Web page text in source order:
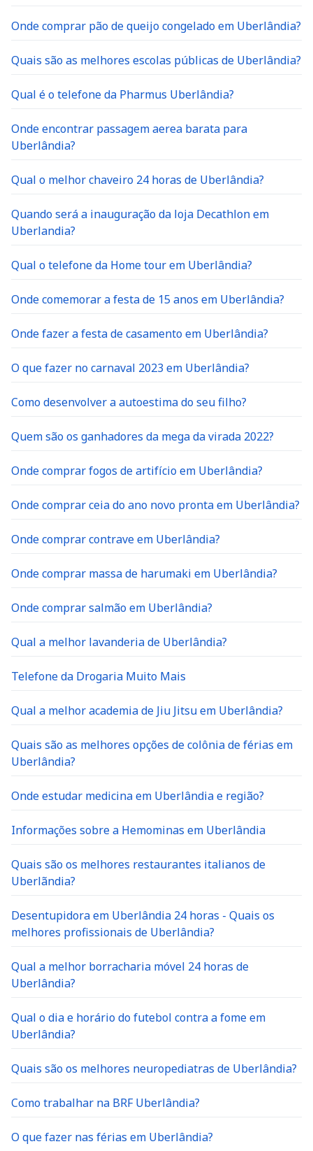
Onde comprar pão de queijo congelado em Uberlândia?
Quais são as melhores escolas públicas de Uberlândia?
Qual é o telefone da Pharmus Uberlândia?
Onde encontrar passagem aerea barata para
Uberlândia?
Qual o melhor chaveiro 24 horas de Uberlândia?
Quando será a inauguração da loja Decathlon em
Uberlandia?
Qual o telefone da Home tour em Uberlândia?
Onde comemorar a festa de 15 anos em Uberlândia?
Onde fazer a festa de casamento em Uberlândia?
O que fazer no carnaval 2023 em Uberlândia?
Como desenvolver a autoestima do seu filho?
Quem são os ganhadores da mega da virada 2022?
Onde comprar fogos de artifício em Uberlândia?
Onde comprar ceia do ano novo pronta em Uberlândia?
Onde comprar contrave em Uberlândia?
Onde comprar massa de harumaki em Uberlândia?
Onde comprar salmão em Uberlândia?
Qual a melhor lavanderia de Uberlândia?
Telefone da Drogaria Muito Mais
Qual a melhor academia de Jiu Jitsu em Uberlândia?
Quais são as melhores opções de colônia de férias em
Uberlândia?
Onde estudar medicina em Uberlândia e região?
Informações sobre a Hemominas em Uberlândia
Quais são os melhores restaurantes italianos de
Uberlãndia?
Desentupidora em Uberlândia 24 horas - Quais os
melhores profissionais de Uberlândia?
Qual a melhor borracharia móvel 24 horas de
Uberlândia?
Qual o dia e horário do futebol contra a fome em
Uberlândia?
Quais são os melhores neuropediatras de Uberlândia?
Como trabalhar na BRF Uberlândia?
O que fazer nas férias em Uberlândia?